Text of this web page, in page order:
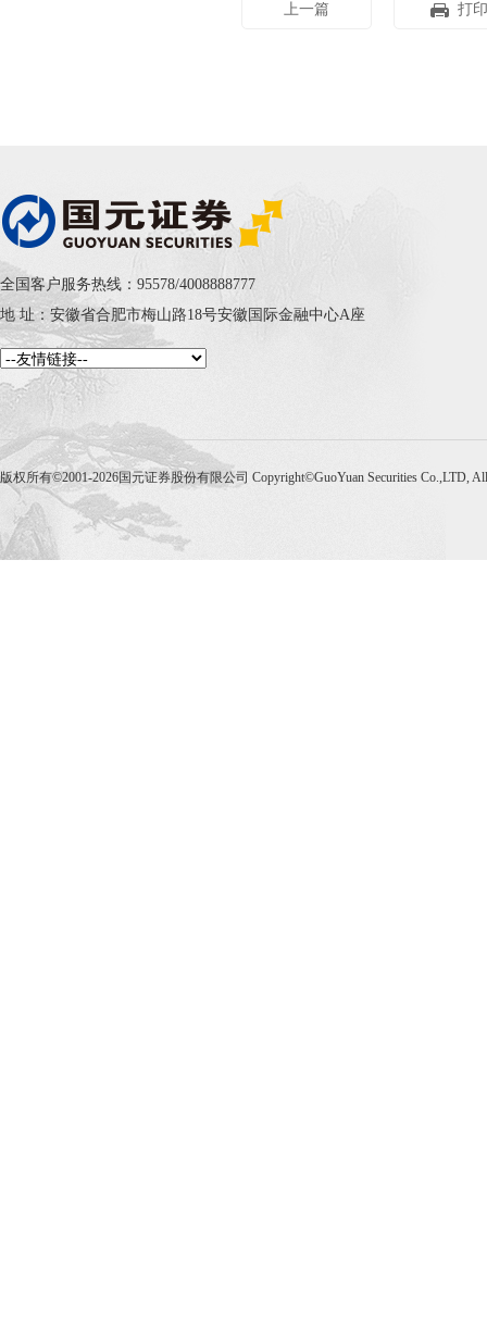
上一篇 打印
全国客户服务热线：95578/4008888777
地 址：安徽省合肥市梅山路18号安徽国际金融中心A座
版权所有©2001-2026国元证券股份有限公司 Copyright©GuoYuan Securities Co.,LTD,